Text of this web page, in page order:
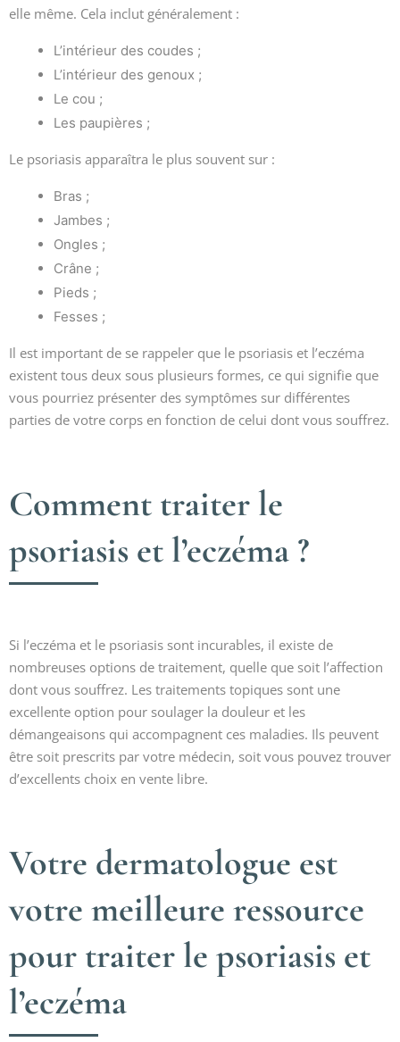
elle même. Cela inclut généralement :
L’intérieur des coudes ;
L’intérieur des genoux ;
Le cou ;
Les paupières ;
Le psoriasis apparaîtra le plus souvent sur :
Bras ;
Jambes ;
Ongles ;
Crâne ;
Pieds ;
Fesses ;
Il est important de se rappeler que le psoriasis et l’eczéma
existent tous deux sous plusieurs formes, ce qui signifie que
vous pourriez présenter des symptômes sur différentes
parties de votre corps en fonction de celui dont vous souffrez.
Comment traiter le
psoriasis et l’eczéma ?
Si l’eczéma et le psoriasis sont incurables, il existe de
nombreuses options de traitement, quelle que soit l’affection
dont vous souffrez. Les traitements topiques sont une
excellente option pour soulager la douleur et les
démangeaisons qui accompagnent ces maladies. Ils peuvent
être soit prescrits par votre médecin, soit vous pouvez trouver
d’excellents choix en vente libre.
Votre dermatologue est
votre meilleure ressource
pour traiter le psoriasis et
l’eczéma